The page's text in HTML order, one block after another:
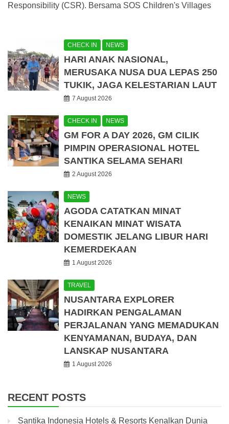
Responsibility (CSR). Bersama SOS Children's Villages
CHECK IN NEWS
HARI ANAK NASIONAL,
MERUSAKA NUSA DUA LEPAS 250
TUKIK, JAGA KELESTARIAN LAUT
7 August 2026
CHECK IN NEWS
GM FOR A DAY 2026, GM CILIK
PIMPIN OPERASIONAL HOTEL
SANTIKA SELAMA SEHARI
2 August 2026
NEWS
AGODA CATATKAN MINAT
KENAIKAN MINAT WISATA
DOMESTIK JELANG LIBUR HARI
KEMERDEKAAN
1 August 2026
TRAVEL
NUSANTARA EXPLORER
HADIRKAN PENGALAMAN
PERJALANAN YANG MEMADUKAN
KENYAMANAN, BUDAYA, DAN
LANSKAP NUSANTARA
1 August 2026
RECENT POSTS
Santika Indonesia Hotels & Resorts Kenalkan Dunia